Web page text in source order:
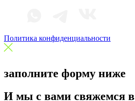
Политика конфиденциальности
заполните форму ниже
И мы с вами свяжемся в